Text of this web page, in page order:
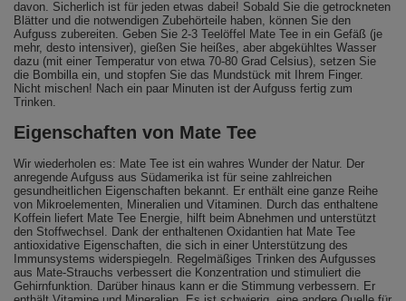
davon. Sicherlich ist für jeden etwas dabei! Sobald Sie die getrockneten
Blätter und die notwendigen Zubehörteile haben, können Sie den
Aufguss zubereiten. Geben Sie 2-3 Teelöffel Mate Tee in ein Gefäß (je
mehr, desto intensiver), gießen Sie heißes, aber abgekühltes Wasser
dazu (mit einer Temperatur von etwa 70-80 Grad Celsius), setzen Sie
die Bombilla ein, und stopfen Sie das Mundstück mit Ihrem Finger.
Nicht mischen! Nach ein paar Minuten ist der Aufguss fertig zum
Trinken.
Eigenschaften von Mate Tee
Wir wiederholen es: Mate Tee ist ein wahres Wunder der Natur. Der
anregende Aufguss aus Südamerika ist für seine zahlreichen
gesundheitlichen Eigenschaften bekannt. Er enthält eine ganze Reihe
von Mikroelementen, Mineralien und Vitaminen. Durch das enthaltene
Koffein liefert Mate Tee Energie, hilft beim Abnehmen und unterstützt
den Stoffwechsel. Dank der enthaltenen Oxidantien hat Mate Tee
antioxidative Eigenschaften, die sich in einer Unterstützung des
Immunsystems widerspiegeln. Regelmäßiges Trinken des Aufgusses
aus Mate-Strauchs verbessert die Konzentration und stimuliert die
Gehirnfunktion. Darüber hinaus kann er die Stimmung verbessern. Er